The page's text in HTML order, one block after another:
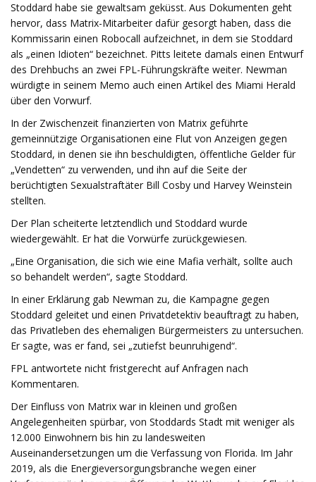
Stoddard habe sie gewaltsam geküsst. Aus Dokumenten geht
hervor, dass Matrix-Mitarbeiter dafür gesorgt haben, dass die
Kommissarin einen Robocall aufzeichnet, in dem sie Stoddard
als „einen Idioten“ bezeichnet. Pitts leitete damals einen Entwurf
des Drehbuchs an zwei FPL-Führungskräfte weiter. Newman
würdigte in seinem Memo auch einen Artikel des Miami Herald
über den Vorwurf.
In der Zwischenzeit finanzierten von Matrix geführte
gemeinnützige Organisationen eine Flut von Anzeigen gegen
Stoddard, in denen sie ihn beschuldigten, öffentliche Gelder für
„Vendetten“ zu verwenden, und ihn auf die Seite der
berüchtigten Sexualstraftäter Bill Cosby und Harvey Weinstein
stellten.
Der Plan scheiterte letztendlich und Stoddard wurde
wiedergewählt. Er hat die Vorwürfe zurückgewiesen.
„Eine Organisation, die sich wie eine Mafia verhält, sollte auch
so behandelt werden“, sagte Stoddard.
In einer Erklärung gab Newman zu, die Kampagne gegen
Stoddard geleitet und einen Privatdetektiv beauftragt zu haben,
das Privatleben des ehemaligen Bürgermeisters zu untersuchen.
Er sagte, was er fand, sei „zutiefst beunruhigend“.
FPL antwortete nicht fristgerecht auf Anfragen nach
Kommentaren.
Der Einfluss von Matrix war in kleinen und großen
Angelegenheiten spürbar, von Stoddards Stadt mit weniger als
12.000 Einwohnern bis hin zu landesweiten
Auseinandersetzungen um die Verfassung von Florida. Im Jahr
2019, als die Energieversorgungsbranche wegen einer